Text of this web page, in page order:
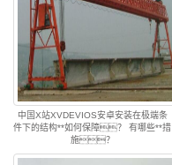
中国X站XVDEVIOS安卓安装在极端条
件下的结构**如何保障？ 有哪些**措
施？